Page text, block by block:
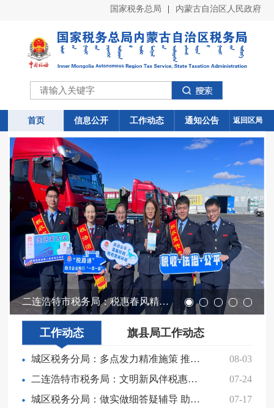
国家税务总局 内蒙古自治区人民政府
首页 信息公开 工作动态 通知公告
首页 信息公开 工作动态 通知公告 返回区局
二连浩特市税务局：税惠春风精准服务助发展
工作动态 旗县局工作动态
城区税务分局：多点发力精准施策 推动税费服务提质增效
08-03
二连浩特市税务局：文明新风伴税惠进万家
07-24
城区税务分局：做实做细答疑辅导 助力市场主体合规经营
07-17